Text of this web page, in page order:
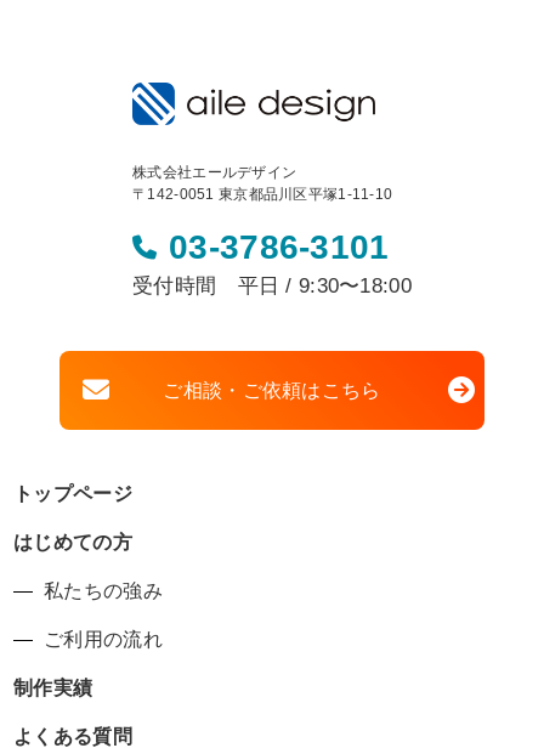
株式会社エールデザイン
〒142-0051 東京都品川区平塚1-11-10
03-3786-3101
受付時間 平日 / 9:30〜18:00
ご相談・ご依頼はこちら
トップページ
はじめての方
私たちの強み
ご利用の流れ
制作実績
よくある質問